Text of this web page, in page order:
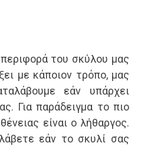
του σκύλου μας
με κάποιον τρόπο, μας
εάν υπάρχει
Για παράδειγμα το πιο
είναι ο λήθαργος.
εάν το σκυλί σας